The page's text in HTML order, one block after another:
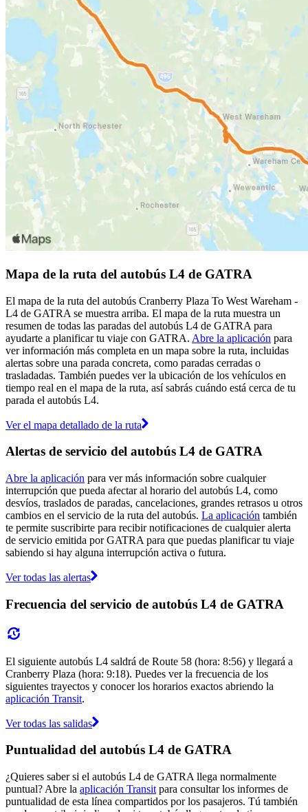
Mapa de la ruta del autobús L4 de GATRA
El mapa de la ruta del autobús Cranberry Plaza To West Wareham -
L4 de GATRA se muestra arriba. El mapa de la ruta muestra un
resumen de todas las paradas del autobús L4 de GATRA para
ayudarte a planificar tu viaje con GATRA. Abre la aplicación para
ver información más completa en un mapa sobre la ruta, incluidas
alertas sobre una parada concreta, como paradas cerradas o
trasladadas. También puedes ver la ubicación de los vehículos en
tiempo real en el mapa de la ruta, así sabrás cuándo está cerca de tu
parada el autobús L4.
Ver el mapa detallado de la ruta
Alertas de servicio del autobús L4 de GATRA
Abre la aplicación para ver más información sobre cualquier
interrupción que pueda afectar al horario del autobús L4, como
desvíos, traslados de paradas, cancelaciones, grandes retrasos u otros
cambios en el servicio de la ruta del autobús. La aplicación también
te permite suscribirte para recibir notificaciones de cualquier alerta
de servicio emitida por GATRA para que puedas planificar tu viaje
sabiendo si hay alguna interrupción activa o futura.
Ver todas las alertas
Frecuencia del servicio de autobús L4 de GATRA
El siguiente autobús L4 saldrá de Route 58 (hora: 8:56) y llegará a
Cranberry Plaza (hora: 9:18). Puedes ver la frecuencia de los
siguientes trayectos y conocer los horarios exactos abriendo la
aplicación Transit.
Ver todas las salidas
Puntualidad del autobús L4 de GATRA
¿Quieres saber si el autobús L4 de GATRA llega normalmente
puntual? Abre la aplicación Transit para consultar los informes de
puntualidad de esta línea compartidos por los pasajeros. Tú también